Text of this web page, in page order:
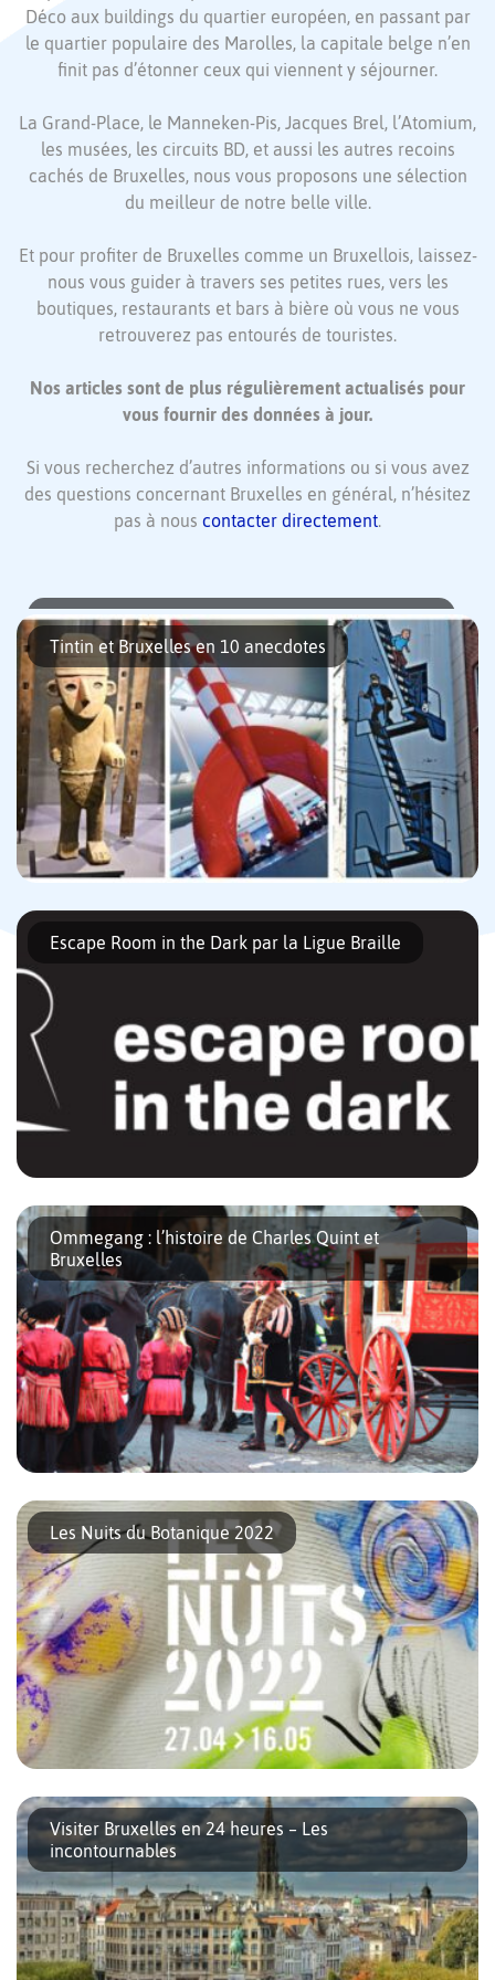
Déco aux buildings du quartier européen, en passant par
le quartier populaire des Marolles, la capitale belge n’en
finit pas d’étonner ceux qui viennent y séjourner.
La Grand-Place, le Manneken-Pis, Jacques Brel, l’Atomium,
les musées, les circuits BD, et aussi les autres recoins
cachés de Bruxelles, nous vous proposons une sélection
du meilleur de notre belle ville.
Et pour profiter de Bruxelles comme un Bruxellois, laissez-
nous vous guider à travers ses petites rues, vers les
boutiques, restaurants et bars à bière où vous ne vous
retrouverez pas entourés de touristes.
Nos articles sont de plus régulièrement actualisés pour
vous fournir des données à jour.
Si vous recherchez d’autres informations ou si vous avez
des questions concernant Bruxelles en général, n’hésitez
pas à nous contacter directement.
Bongo : des coffrets cadeaux pour un Noël belge
Bruxelles commence à se parer de mille lumières. Normal en
cette saison, les fêtes de fin d’année arrivent à grands pas ! Et
avec la saison des festivités débute aussi […]
Tintin et Bruxelles en 10 anecdotes
Si les histoires de Tintin se déroulent généralement dans des
contrées lointaines, c’est pourtant à Bruxelles que vous pourrez
trouver de nombreux objets et les lieux ayant servi d’inspiration
Escape Room in the Dark par la Ligue Braille
Escape Room in the Dark est un concept inédit et bilingue,
ouvert à tous et proposé par la Ligue Braille. Il faudra résoudre
des énigmes dans le noir le plus […]
Ommegang : l’histoire de Charles Quint et
Bruxelles
L’Ommegang est la reconstitution de la fête donnée le 2 juin
1549 par le magistrat de Bruxelles en l’honneur de Charles
Quint, de son fils Philippe II, et de ses sœurs […]
Les Nuits du Botanique 2022
Les Nuits du Botanique reviendront pour la 29e édition du 27
avril au 16 mai 2022. Durant 20 jours, vous aurez l’occasion
d’apprécier la richesse de la programmation. Vous découvrirez
de […]
Visiter Bruxelles en 24 heures – Les
incontournables